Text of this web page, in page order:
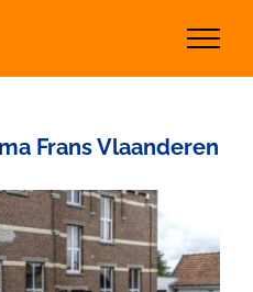
Frans Vlaanderen